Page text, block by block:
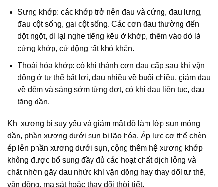
Sưng khớp: các khớp trở nên đau và cứng, đau lưng,
đau cột sống, gai cột sống. Các cơn đau thường đến
đột ngột, đi lại nghe tiếng kêu ở khớp, thêm vào đó là
cứng khớp, cử động rất khó khăn.
Thoái hóa khớp: có khi thành cơn đau cấp sau khi vận
động ở tư thế bất lợi, đau nhiều về buổi chiều, giảm đau
về đêm và sáng sớm từng đợt, có khi đau liên tục, đau
tăng dần.
Khi xương bị suy yếu và giảm mật độ làm lớp sụn mỏng
dần, phần xương dưới sụn bị lão hóa. Áp lực cơ thể chèn
ép lên phần xương dưới sụn, cộng thêm hệ xương khớp
không được bổ sung đầy đủ các hoạt chất dịch lỏng và
chất nhờn gây đau nhức khi vận động hay thay đổi tư thế,
vận động, ma sát hoặc thay đổi thời tiết.